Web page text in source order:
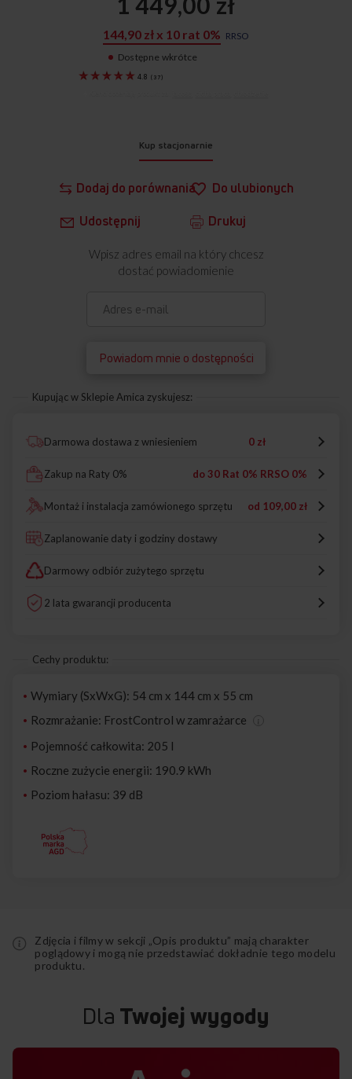
Dodaj do porównania Do ulubionych
Udostępnij Drukuj
4.8 ( 37)
144,90 zł x 10 rat 0% RRSO
Dostępne wkrótce
Wpisz adres email na który chcesz
dostać powiadomienie
Powiadom mnie o dostępności
Kup stacjonarnie
Kupując w Sklepie Amica zyskujesz:
Darmowa dostawa z wniesieniem 0 zł
Zakup na Raty 0% do 30 Rat 0% RRSO 0%
Montaż i instalacja zamówionego sprzętu od 109,00 zł
Zaplanowanie daty i godziny dostawy
Darmowy odbiór zużytego sprzętu
2 lata gwarancji producenta
Cechy produktu:
Wymiary (SxWxG): 54 cm x 144 cm x 55 cm
Rozmrażanie: FrostControl w zamrażarce
Pojemność całkowita: 205 l
Roczne zużycie energii: 190.9 kWh
Poziom hałasu: 39 dB
Zdjęcia i filmy w sekcji „Opis produktu” mają charakter
poglądowy i mogą nie przedstawiać dokładnie tego modelu
produktu.
Dla Twojej wygody